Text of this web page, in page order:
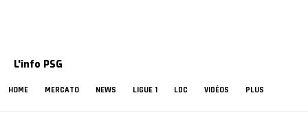
L'info PSG
HOME MERCATO NEWS LIGUE 1 LDC VIDÉOS PLUS